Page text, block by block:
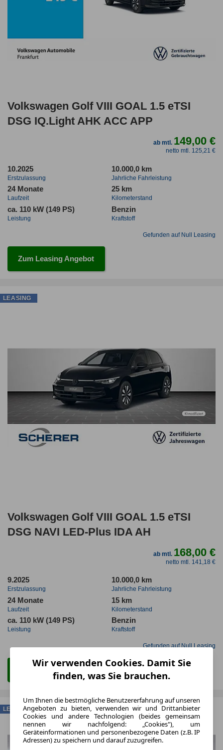
Volkswagen Golf VIII GOAL 1.5 eTSI
DSG IQ.Light AHK ACC APP
ab mtl. 149,00 €
netto mtl. 125,21 €
10.2025
Erstzulassung
10.000,0 km
Jahrliche Fahrleistung
24 Monate
Laufzeit
25 km
Kilometerstand
ca. 110 kW (149 PS)
Leistung
Benzin
Kraftstoff
Gefunden auf Null Leasing
Zum Leasing Angebot
Volkswagen Golf VIII GOAL 1.5 eTSI
DSG NAVI LED-Plus IDA AH
ab mtl. 168,00 €
netto mtl. 141,18 €
9.2025
Erstzulassung
10.000,0 km
Jahrliche Fahrleistung
24 Monate
Laufzeit
15 km
Kilometerstand
ca. 110 kW (149 PS)
Leistung
Benzin
Kraftstoff
Gefunden auf Null Leasing
LEASING
LEASING
Wir verwenden Cookies. Damit Sie
finden, was Sie brauchen.
Um Ihnen die bestmögliche Benutzererfahrung auf unseren
Angeboten zu bieten, verwenden wir und Drittanbieter
Cookies und andere Technologien (beides gemeinsam
nennen wir nachfolgend: „Cookies"), um
Geräteinformationen und personenbezogene Daten (z.B. IP
Adressen) zu speichern und darauf zuzugreifen.